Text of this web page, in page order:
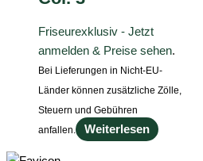
Friseurexklusiv - Jetzt
anmelden & Preise sehen.
Bei Lieferungen in Nicht-EU-
Länder können zusätzliche Zölle,
Steuern und Gebühren
anfallen.
Weiterlesen